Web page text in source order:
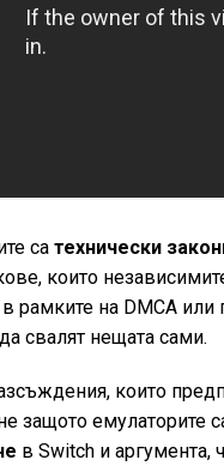
сатехнически
които
рамките на DMCA
свалят нещата сами.
които
защото емулаторите
в Switch и аргумента,